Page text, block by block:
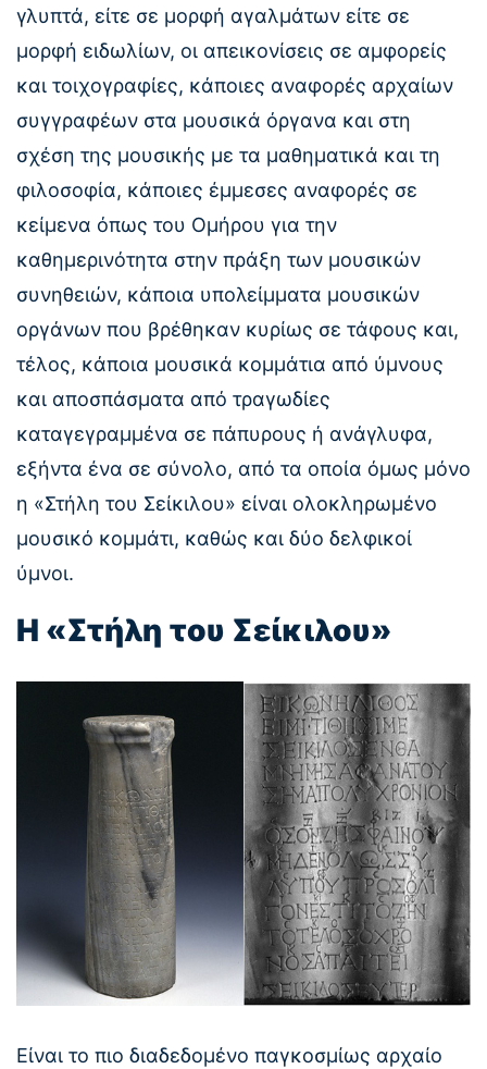
γλυπτά, είτε σε μορφή αγαλμάτων είτε σε
μορφή ειδωλίων, οι απεικονίσεις σε αμφορείς
και τοιχογραφίες, κάποιες αναφορές αρχαίων
συγγραφέων στα μουσικά όργανα και στη
σχέση της μουσικής με τα μαθηματικά και τη
φιλοσοφία, κάποιες έμμεσες αναφορές σε
κείμενα όπως του Ομήρου για την
καθημερινότητα στην πράξη των μουσικών
συνηθειών, κάποια υπολείμματα μουσικών
οργάνων που βρέθηκαν κυρίως σε τάφους και,
τέλος, κάποια μουσικά κομμάτια από ύμνους
και αποσπάσματα από τραγωδίες
καταγεγραμμένα σε πάπυρους ή ανάγλυφα,
εξήντα ένα σε σύνολο, από τα οποία όμως μόνο
η «Στήλη του Σείκιλου» είναι ολοκληρωμένο
μουσικό κομμάτι, καθώς και δύο δελφικοί
ύμνοι.
Η «Στήλη του Σείκιλου»
Είναι το πιο διαδεδομένο παγκοσμίως αρχαίο